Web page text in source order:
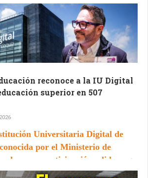
reconoce a la IU Digital
superior en 507
Universitaria Digital de
por el Ministerio de
por su participación y liderazgo
Superior en tu Colegio”,